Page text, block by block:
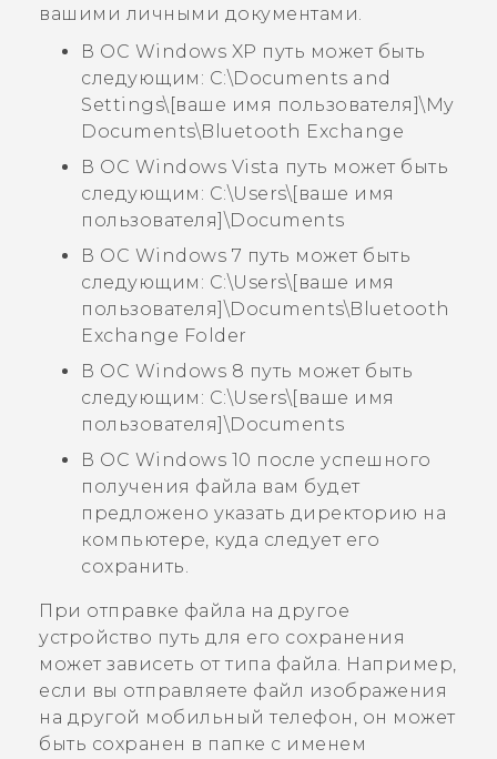
вашими личными документами.
В ОС Windows XP путь может быть
следующим: C:\Documents and
Settings\[ваше имя пользователя]\My
Documents\Bluetooth Exchange
В ОС Windows Vista путь может быть
следующим: C:\Users\[ваше имя
пользователя]\Documents
В ОС Windows 7 путь может быть
следующим: C:\Users\[ваше имя
пользователя]\Documents\Bluetooth
Exchange Folder
В ОС Windows 8 путь может быть
следующим: C:\Users\[ваше имя
пользователя]\Documents
В ОС Windows 10 после успешного
получения файла вам будет
предложено указать директорию на
компьютере, куда следует его
сохранить.
При отправке файла на другое
устройство путь для его сохранения
может зависеть от типа файла. Например,
если вы отправляете файл изображения
на другой мобильный телефон, он может
быть сохранен в папке с именем